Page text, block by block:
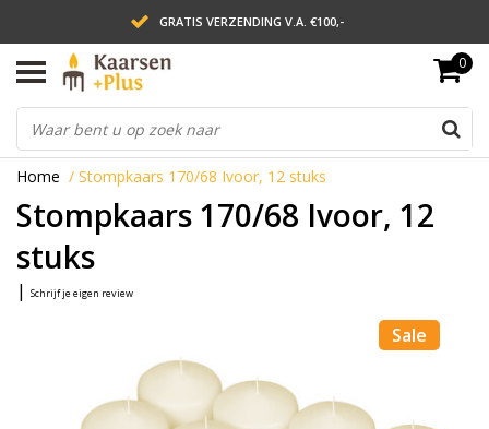
GRATIS VERZENDING V.A. €100,-
LEVERING BINNEN 2 WERKDAGEN
ACHTERAF BETALEN VIA AFTERPAY
0
Home / Stompkaars 170/68 Ivoor, 12 stuks
Stompkaars 170/68 Ivoor, 12
stuks
| Schrijf je eigen review
Sale